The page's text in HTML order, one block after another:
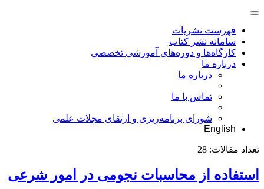
فهرست نشریات
سامانه نشر کتاب
کارگاه‌ها و دوره‌های آموزشی تخصصی
درباره ما
درباره ما
تماس با ما
شورای برنامه‌ریزی و ارتقای مجلات علمی
English
تعداد مقالات: 28
استفاده از محاسبات نجومی در امور شرعی